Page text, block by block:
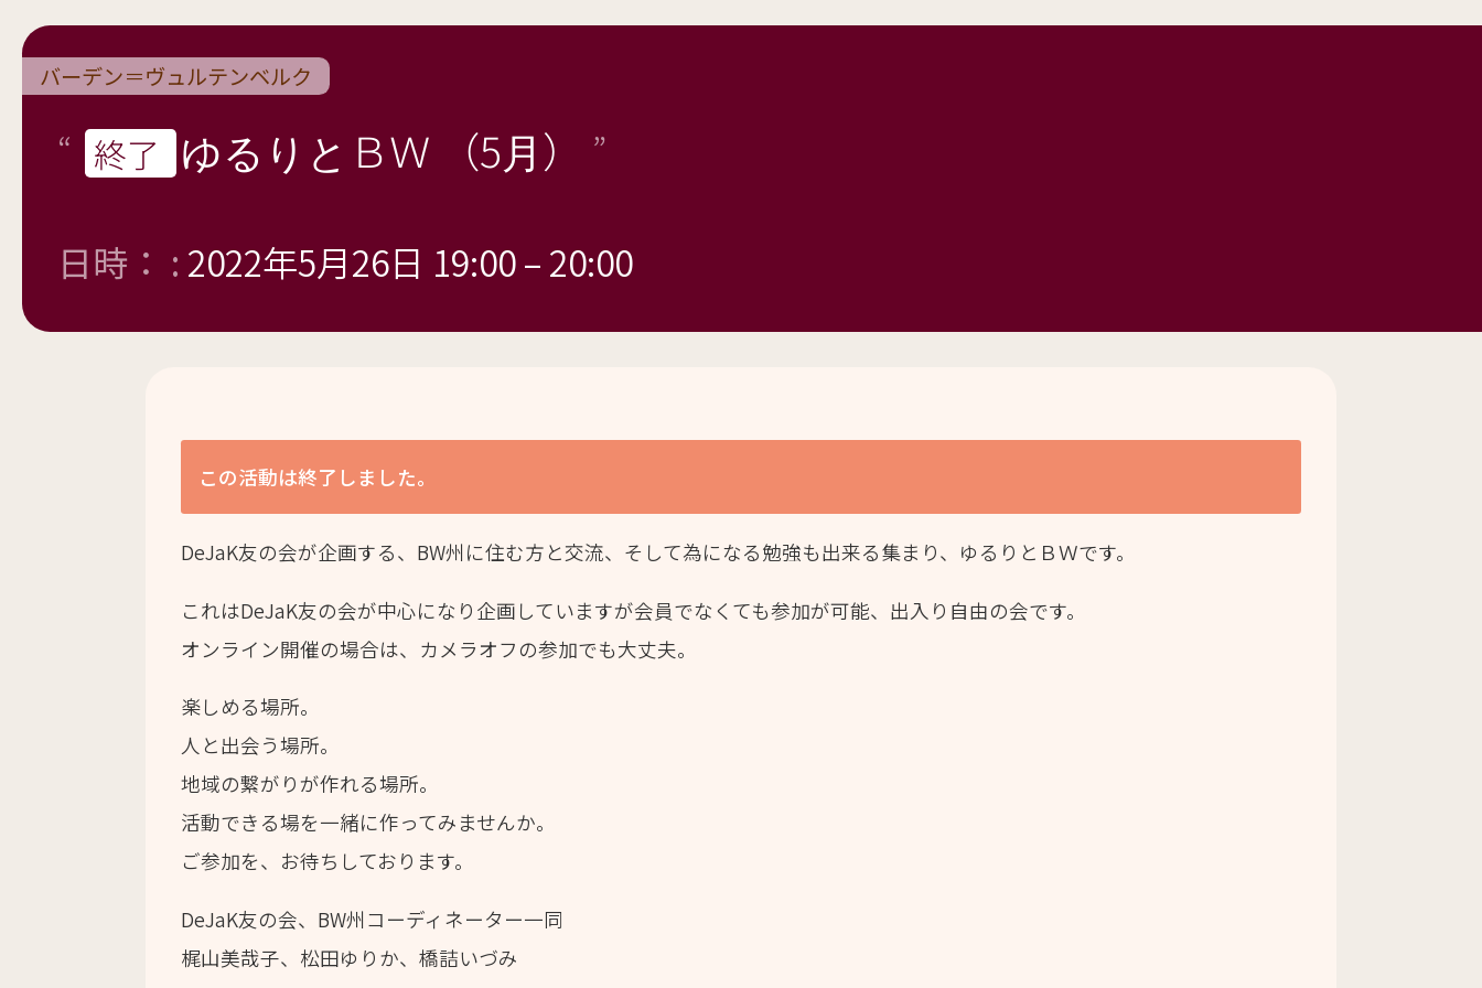
バーデン＝ヴュルテンベルク
終了 ゆるりとＢＷ （5月）
日時： : 2022年5月26日 19:00–20:00
この活動は終了しました。
DeJaK友の会が企画する、 BW州に住む方と交流、 そして為になる勉強も出来る集まり、ゆるりとＢＷです。
これはDeJaK友の会が中心になり企画していますが会員でなくても参加が可能、出入り自由の会です。
オンライン開催の場合は、カメラオフの参加でも大丈夫。
楽しめる場所。
人と出会う場所。
地域の繋がりが作れる場所。
活動できる場を一緒に作ってみませんか。
ご参加を、お待ちしております。
DeJaK友の会、 BW州コーディネーター一同
梶山美哉子、松田ゆりか、橋詰いづみ